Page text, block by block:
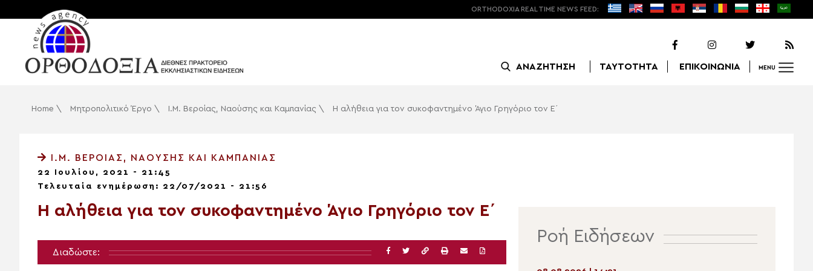
ORTHODOXIA REAL TIME NEWS FEED:
ΑΝΑΖΗΤΗΣΗ ΤΑΥΤΟΤΗΤΑ ΕΠΙΚΟΙΝΩΝΙΑ MENU
Home \ Μητροπολιτικό Έργο \ Ι.Μ. Βεροίας, Ναούσης και Καμπανίας \ H αλήθεια για τον συκοφαντημένο Άγιο Γρηγόριο τον Ε΄
Ι.Μ. ΒΕΡΟΊΑΣ, ΝΑΟΎΣΗΣ ΚΑΙ ΚΑΜΠΑΝΊΑΣ
22 Ιουλίου, 2021 - 21:45
Τελευταία ενημέρωση: 22/07/2021 - 21:56
H αλήθεια για τον συκοφαντημένο Άγιο Γρηγόριο τον Ε΄
Διαδώστε:
Ροή Ειδήσεων